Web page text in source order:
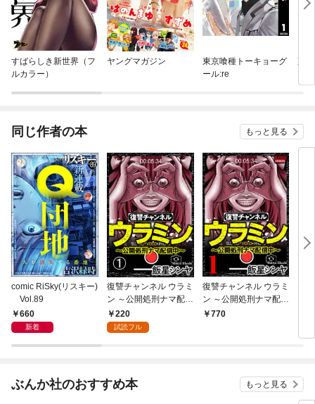
すばらしき新世界（フ
ルカラー）
ヤングマガジン
東京喰種トーキョーグ
ール:re
東
同じ作者の本 もっと見る
comic RiSky(リスキー)
Vol.89
660
新着
復讐チャンネル ウラミ
ン ～公開処刑ナマ配信
中～（分冊版） 【第
1話】
220
試読フル
復讐チャンネル ウラミ
ン ～公開処刑ナマ配信
中～770
ぶんか社のおすすめ本 もっと見る